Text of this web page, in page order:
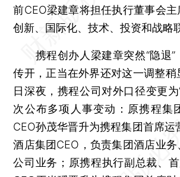
前CEO梁建章将担任执行董事会主
创新、国际化、技术、投资和战略
携程创办人梁建章突然“隐退”
传开，正当在外界还对这一调整稍
日深夜，携程公司对外口径变更
次公布多项人事变动：原携程集
CEO孙茂华晋升为携程集团首席运
酒店集团CEO，负责集团酒店业
公司业务；原携程执行副总裁、